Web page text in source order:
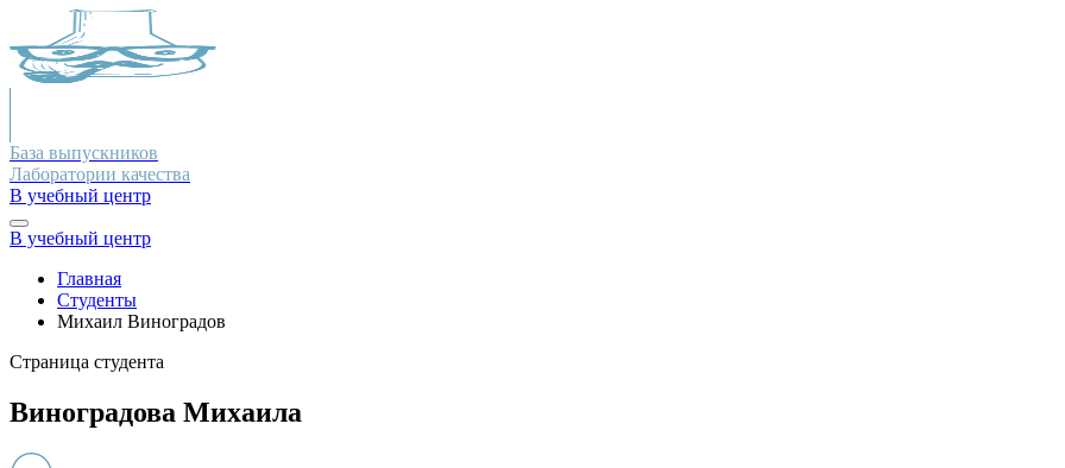
База выпускников
Лаборатории качества
В учебный центр
В учебный центр
Главная
Студенты
Михаил Виноградов
Страница студента
Виноградова Михаила